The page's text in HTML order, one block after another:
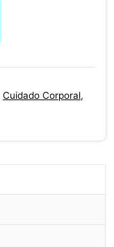
Cuidado Corporal,